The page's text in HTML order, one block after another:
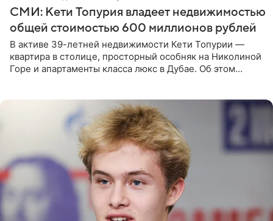
СМИ: Кети Топурия владеет недвижимостью
общей стоимостью 600 миллионов рублей
В активе 39-летней недвижимости Кети Топурии —
квартира в столице, просторный особняк на Николиной
Горе и апартаменты класса люкс в Дубае. Об этом